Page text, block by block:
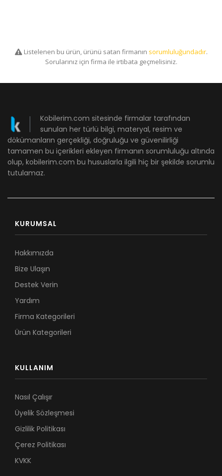
Listelenen bu ürün, ürünü satan firmanın sorumluluğundadır.
Sorularınız için firma ile irtibata geçmelisiniz.
Kobilerim.com sitesinde firmalar tarafından
sunulan her türlü bilgi, materyal, resim ve
dökümanların gerçekliği, doğruluğu ve güvenilirliği
tamamen bu içerikleri ekleyen firmanın sorumluluğu altında
olup, kobilerim.com bu hususlarla ilgili hiç bir şekilde sorumlu
tutulamaz.
KURUMSAL
Hakkımızda
Bize Ulaşın
Destek Verin
Yardım
Firma Kategorileri
Ürün Kategorileri
KULLANIM
Nasıl Çalışır
Üyelik Sözleşmesi
Gizlilik Politikası
Çerez Politikası
KVKK